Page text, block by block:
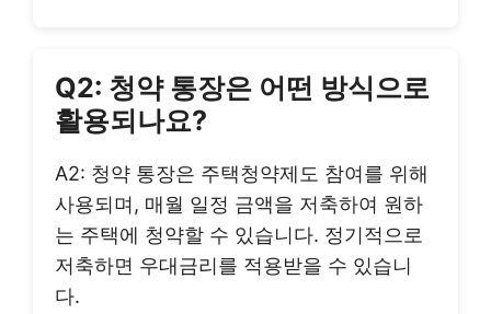
Q2: 청약 통장은 어떤 방식으로
활용되나요?
A2: 청약 통장은 주택청약제도 참여를 위해
사용되며, 매월 일정 금액을 저축하여 원하
는 주택에 청약할 수 있습니다. 정기적으로
저축하면 우대금리를 적용받을 수 있습니
다.